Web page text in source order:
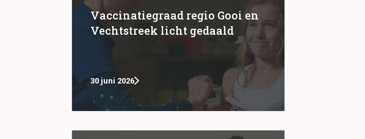
Vaccinatiegraad regio Gooi en
Vechtstreek licht gedaald
30 juni 2026